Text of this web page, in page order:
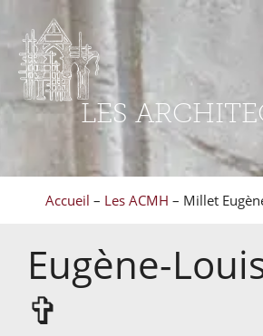
LES
Accueil – Les ACMH – Millet
Eugène-
✞